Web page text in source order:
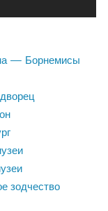
— Борнемисы
зодчество